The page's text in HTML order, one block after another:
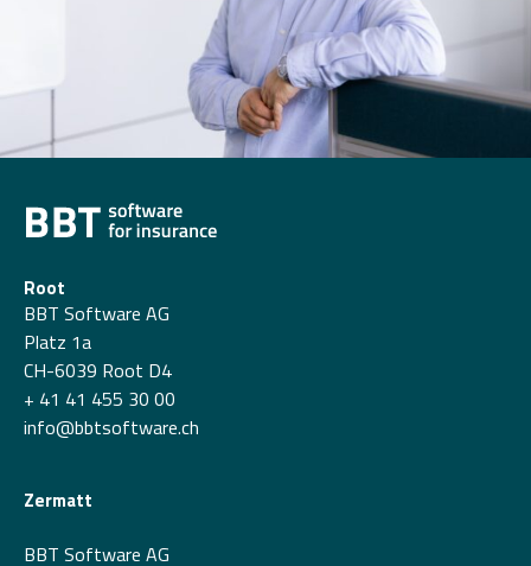
Root
BBT Software AG
Platz 1a
CH-6039 Root D4
+ 41 41 455 30 00
info@bbtsoftware.ch
Zermatt
BBT Software AG